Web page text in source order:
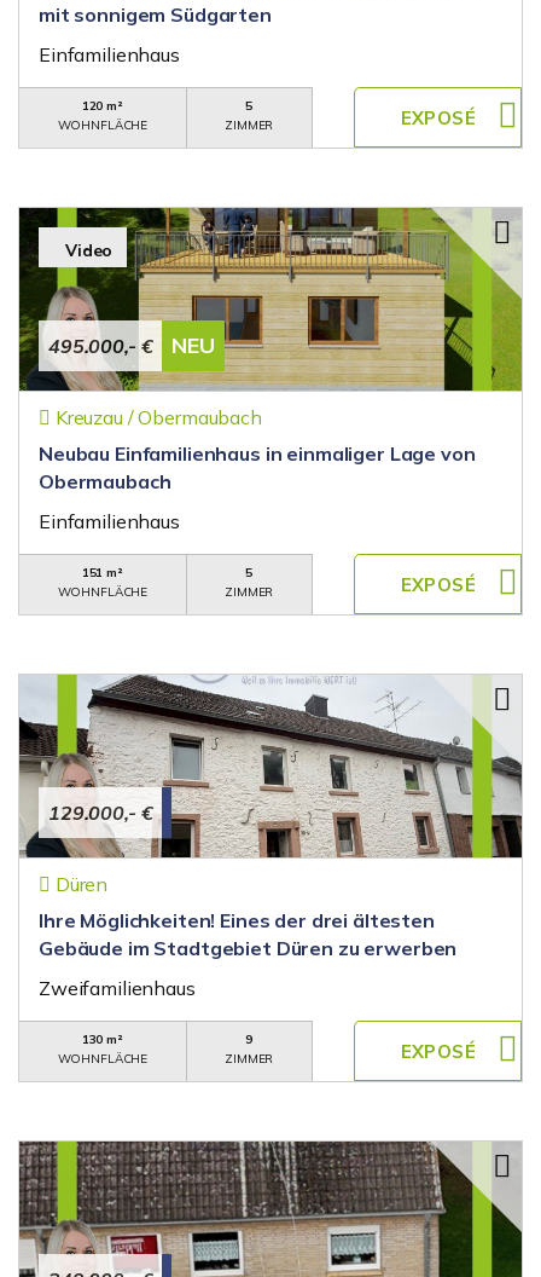
mit sonnigem Südgarten
Einfamilienhaus
120 m²
WOHNFLÄCHE
5
ZIMMER
495.000,- € NEU
Video
Kreuzau / Obermaubach
Neubau Einfamilienhaus in einmaliger Lage von
Obermaubach
Einfamilienhaus
151 m²
WOHNFLÄCHE
5
ZIMMER
129.000,- €
Düren
Ihre Möglichkeiten! Eines der drei ältesten
Gebäude im Stadtgebiet Düren zu erwerben
Zweifamilienhaus
130 m²
WOHNFLÄCHE
9
ZIMMER